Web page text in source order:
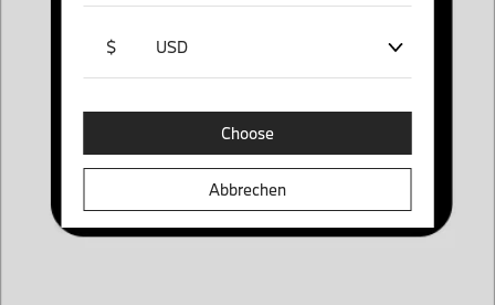
$ USD
Choose
Abbrechen